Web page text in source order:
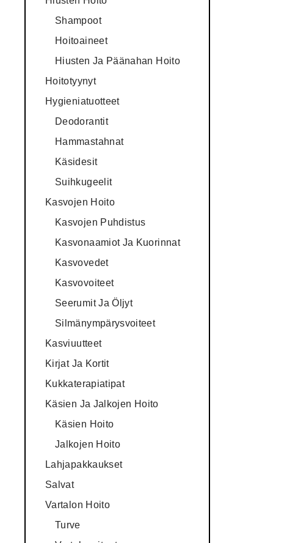
Shampoot
Hoitoaineet
Hiusten Ja Päänahan Hoito
Hoitotyynyt
Hygieniatuotteet
Deodorantit
Hammastahnat
Käsidesit
Suihkugeelit
Kasvojen Hoito
Kasvojen Puhdistus
Kasvonaamiot Ja Kuorinnat
Kasvovedet
Kasvovoiteet
Seerumit Ja Öljyt
Silmänympärysvoiteet
Kasviuutteet
Kirjat Ja Kortit
Kukkaterapiatipat
Käsien Ja Jalkojen Hoito
Käsien Hoito
Jalkojen Hoito
Lahjapakkaukset
Salvat
Vartalon Hoito
Turve